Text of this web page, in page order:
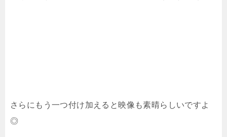
さらにもう一つ付け加えると映像も素晴らしいですよ
◎